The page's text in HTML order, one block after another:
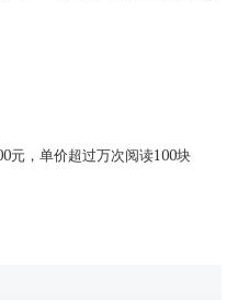
元，单价超过万次阅读100块